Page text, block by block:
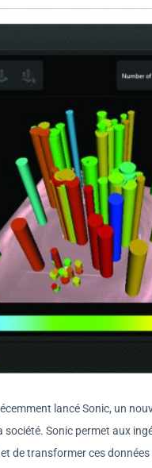
lancé Sonic, un
société. Sonic permet aux
de transformer ces